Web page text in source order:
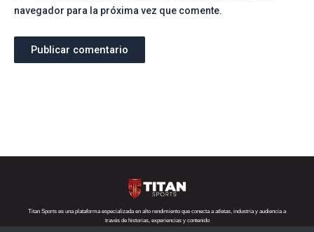
navegador para la próxima vez que comente.
Titan Sports es una plataforma especializada en alto rendimiento que conecta a atletas, industria y audiencia a
través de historias, experiencias y contenido